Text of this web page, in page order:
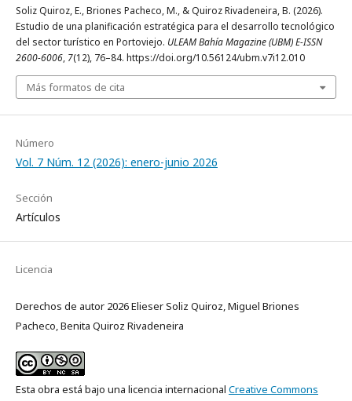
Soliz Quiroz, E., Briones Pacheco, M., & Quiroz Rivadeneira, B. (2026).
Estudio de una planificación estratégica para el desarrollo tecnológico
del sector turístico en Portoviejo. ULEAM Bahía Magazine (UBM) E-ISSN
2600-6006, 7(12), 76–84. https://doi.org/10.56124/ubm.v7i12.010
Más formatos de cita
Número
Vol. 7 Núm. 12 (2026): enero-junio 2026
Sección
Artículos
Licencia
Derechos de autor 2026 Elieser Soliz Quiroz, Miguel Briones
Pacheco, Benita Quiroz Rivadeneira
Esta obra está bajo una licencia internacional Creative Commons